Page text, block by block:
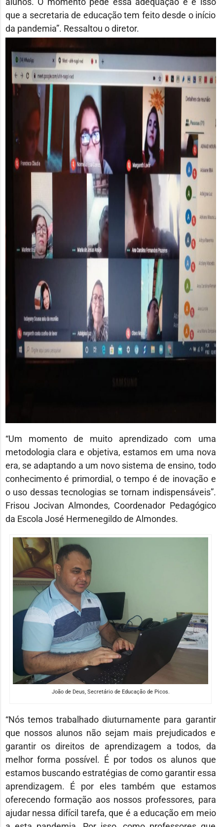
que a secretaria de educação tem feito desde o início
da pandemia”. Ressaltou o diretor.
“Um momento de muito aprendizado com uma
metodologia clara e objetiva, estamos em uma nova
era, se adaptando a um novo sistema de ensino, todo
conhecimento é primordial, o tempo é de inovação e
o uso dessas tecnologias se tornam indispensáveis”.
Frisou Jocivan Almondes, Coordenador Pedagógico
da Escola José Hermenegildo de Almondes.
João de Deus, Secretário de Educação de Picos.
“Nós temos trabalhado diuturnamente para garantir
que nossos alunos não sejam mais prejudicados e
garantir os direitos de aprendizagem a todos, da
melhor forma possível. É por todos os alunos que
estamos buscando estratégias de como garantir essa
aprendizagem. É por eles também que estamos
oferecendo formação aos nossos professores, para
ajudar nessa difícil tarefa, que é a educação em meio